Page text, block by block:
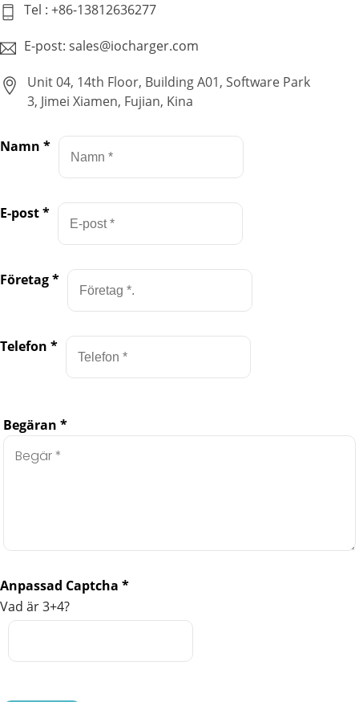
Tel : +86-13812636277
E-post: sales@iocharger.com
Unit 04, 14th Floor, Building A01, Software Park
3, Jimei Xiamen, Fujian, Kina
Namn *
E-post*
Företag*
Telefon *
Begäran*
Anpassad Captcha *
Vad är 3+4?